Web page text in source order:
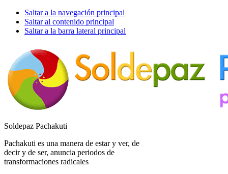
Saltar a la navegación principal
Saltar al contenido principal
Saltar a la barra lateral principal
Soldepaz Pachakuti
Pachakuti es una manera de estar y ver, de
decir y de ser, anuncia periodos de
transformaciones radicales